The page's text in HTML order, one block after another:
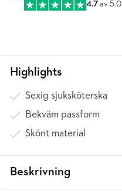
4.7 av 5.0
Highlights
Sexig sjuksköterska
Bekväm passform
Skönt material
Beskrivning